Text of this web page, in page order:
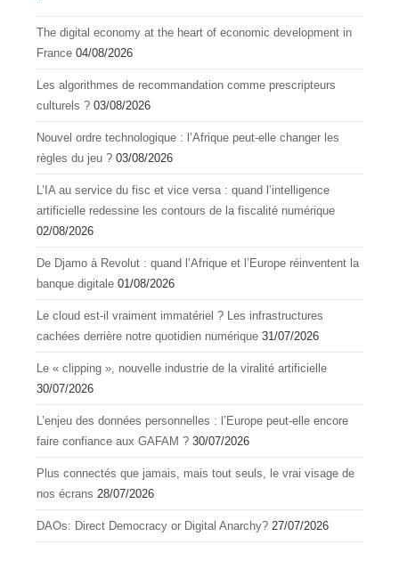
The digital economy at the heart of economic development in
France 04/08/2026
Les algorithmes de recommandation comme prescripteurs
culturels ? 03/08/2026
Nouvel ordre technologique : l’Afrique peut-elle changer les
règles du jeu ? 03/08/2026
L’IA au service du fisc et vice versa : quand l’intelligence
artificielle redessine les contours de la fiscalité numérique
02/08/2026
De Djamo à Revolut : quand l’Afrique et l’Europe réinventent la
banque digitale 01/08/2026
Le cloud est-il vraiment immatériel ? Les infrastructures
cachées derrière notre quotidien numérique 31/07/2026
Le « clipping », nouvelle industrie de la viralité artificielle
30/07/2026
L’enjeu des données personnelles : l’Europe peut-elle encore
faire confiance aux GAFAM ? 30/07/2026
Plus connectés que jamais, mais tout seuls, le vrai visage de
nos écrans 28/07/2026
DAOs: Direct Democracy or Digital Anarchy? 27/07/2026